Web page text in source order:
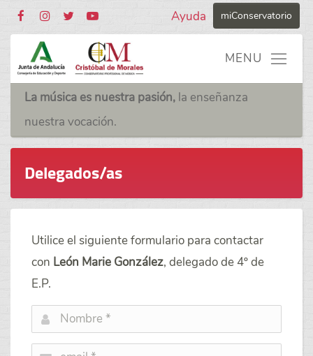
miConservatorio
Ayuda
La música es nuestra pasión, la enseñanza
nuestra vocación.
Delegados/as
Utilice el siguiente formulario para contactar
con León Marie González, delegado de 4º de
E.P.